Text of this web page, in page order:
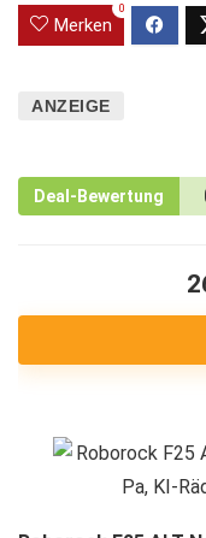
Merken
0
ANZEIGE
Deal-Bewertung